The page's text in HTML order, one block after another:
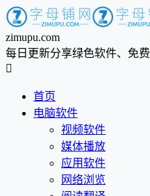
zimupu.com
每日更新分享绿色软件、免

首页
电脑软件
视频软件
媒体播放
应用软件
网络浏览